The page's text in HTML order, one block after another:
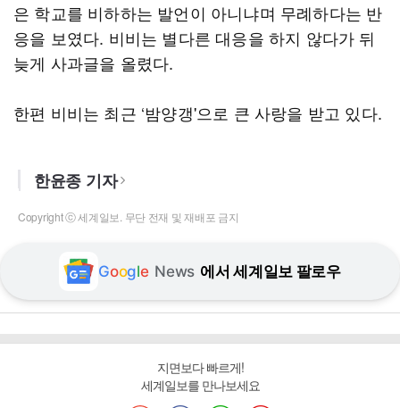
은 학교를 비하하는 발언이 아니냐며 무례하다는 반
응을 보였다. 비비는 별다른 대응을 하지 않다가 뒤
늦게 사과글을 올렸다.
한편 비비는 최근 ‘밤양갱'으로 큰 사랑을 받고 있다.
한윤종 기자
Copyright ⓒ 세계일보. 무단 전재 및 재배포 금지
Google News 에서 세계일보 팔로우
지면보다 빠르게!
세계일보를 만나보세요